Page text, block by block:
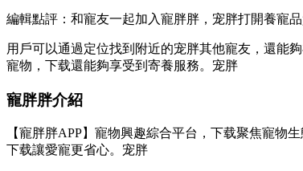
編輯點評：和寵友一起加入寵胖胖，宠胖打開養寵
用戶可以通過定位找到附近的宠胖其他寵友，還能
寵物，下载還能夠享受到寄養服務。宠胖
寵胖胖介紹
【寵胖胖APP】寵物興趣綜合平台，下载聚焦寵物
下载讓愛寵更省心。宠胖